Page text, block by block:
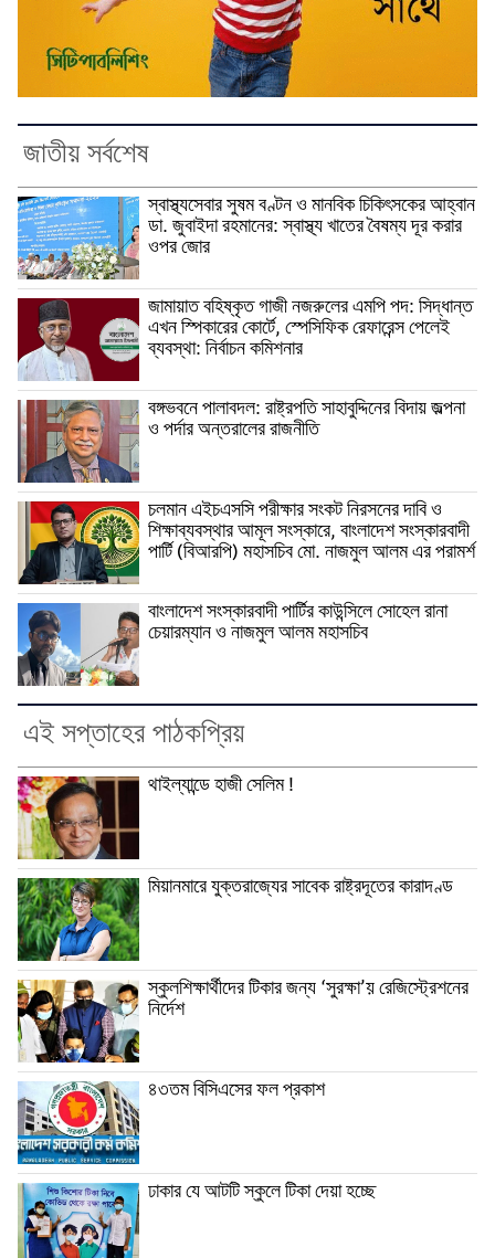
জাতীয় সর্বশেষ
স্বাস্থ্যসেবার সুষম বণ্টন ও মানবিক চিকিৎসকের আহ্বান
ডা. জুবাইদা রহমানের: স্বাস্থ্য খাতের বৈষম্য দূর করার
ওপর জোর
জামায়াত বহিষ্কৃত গাজী নজরুলের এমপি পদ: সিদ্ধান্ত
এখন স্পিকারের কোর্টে, স্পেসিফিক রেফারেন্স পেলেই
ব্যবস্থা: নির্বাচন কমিশনার
বঙ্গভবনে পালাবদল: রাষ্ট্রপতি সাহাবুদ্দিনের বিদায় জল্পনা
ও পর্দার অন্তরালের রাজনীতি
চলমান এইচএসসি পরীক্ষার সংকট নিরসনের দাবি ও
শিক্ষাব্যবস্থার আমূল সংস্কারে, বাংলাদেশ সংস্কারবাদী
পার্টি (বিআরপি) মহাসচিব মো. নাজমুল আলম এর পরামর্শ
বাংলাদেশ সংস্কারবাদী পার্টির কাউন্সিলে সোহেল রানা
চেয়ারম্যান ও নাজমুল আলম মহাসচিব
এই সপ্তাহের পাঠকপ্রিয়
থাইল্যান্ডে হাজী সেলিম !
মিয়ানমারে যুক্তরাজ্যের সাবেক রাষ্ট্রদূতের কারাদণ্ড
স্কুলশিক্ষার্থীদের টিকার জন্য ‘সুরক্ষা’য় রেজিস্ট্রেশনের
নির্দেশ
৪৩তম বিসিএসের ফল প্রকাশ
ঢাকার যে আটটি স্কুলে টিকা দেয়া হচ্ছে